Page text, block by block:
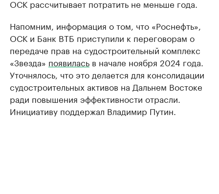
ОСК рассчитывает потратить не меньше года.
Напомним, информация о том, что «Роснефть»,
ОСК и Банк ВТБ приступили к переговорам о
передаче прав на судостроительный комплекс
«Звезда» появилась в начале ноября 2024 года.
Уточнялось, что это делается для консолидации
судостроительных активов на Дальнем Востоке
ради повышения эффективности отрасли.
Инициативу поддержал Владимир Путин.